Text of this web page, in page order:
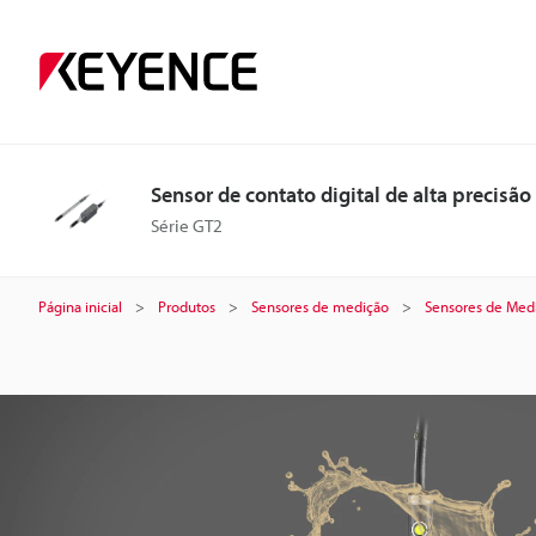
Sensor de contato digital de alta precisão
Série GT2
Página inicial Produtos Sensores de medição Sensores de
S
e
o
r